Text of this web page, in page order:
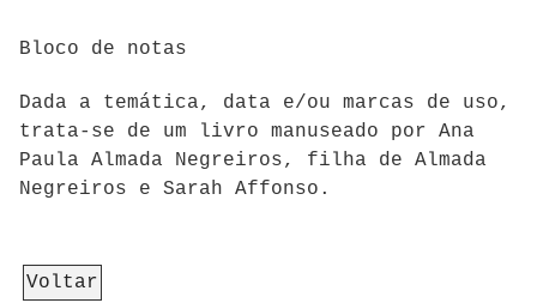
Bloco de notas
Dada a temática, data e/ou marcas de uso,
trata-se de um livro manuseado por Ana
Paula Almada Negreiros, filha de Almada
Negreiros e Sarah Affonso.
Voltar